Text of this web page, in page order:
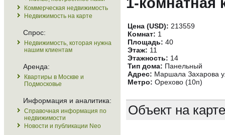
Коммерческая недвижимость
Недвижимость на карте
Спрос:
Недвижимость, которая нужна
нашим клиентам
Аренда:
Квартиры в Москве и
Подмосковье
Информация и аналитика:
Справочная информация по
недвижимости
Новости и публикации Neo
Цена (USD): 213559
Комнат: 1
Площадь: 40
Этаж: 11
Этажность: 14
Тип дома: Панельный
Адрес: Маршала Захарова
Метро: Орехово (10п)
Объект на карте